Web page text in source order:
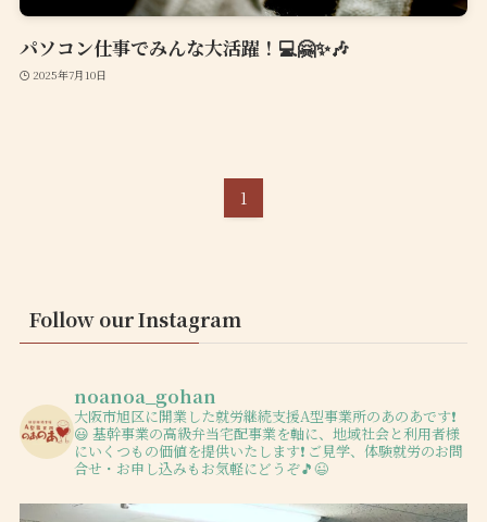
パソコン仕事でみんな大活躍！💻🤗✨🎶
2025年7月10日
1
Follow our Instagram
noanoa_gohan
大阪市旭区に開業した就労継続支援A型事業所のあのあです❗️
😃 基幹事業の高級弁当宅配事業を軸に、地域社会と利用者様
にいくつもの価値を提供いたします❗️ご見学、体験就労のお問
合せ・お申し込みもお気軽にどうぞ🎵😉